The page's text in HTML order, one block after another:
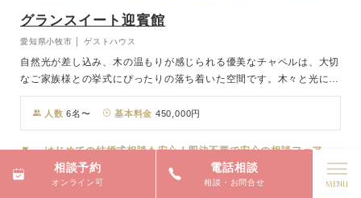
グランスイート迎賓館
愛知県小牧市 │ ゲストハウス
自然光が差し込み、木の温もりが感じられる優美なチャペルは、大切
なご家族様との挙式にぴったりの落ち着いた空間です。木々と光に祝
福されながら、大切な人々との特別な瞬間を過ごせます。また、プー
ル付きガーデンでは、華やかで自由な演出も叶えられ、明るく温かみ
のある雰囲気の中で、心に残るウェディングを実現します。
人数 6名〜 基本料金 450,000円
はじめての結婚式相談も安心！即決不要で安心の相談フェア
相談予約
オンライン可
電話相談
相談・お問合せ